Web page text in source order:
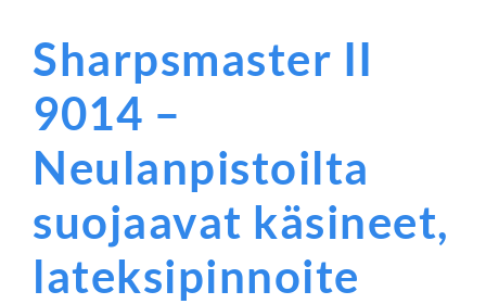
Sharpsmaster II
9014 –
Neulanpistoilta
suojaavat käsineet,
lateksipinnoite